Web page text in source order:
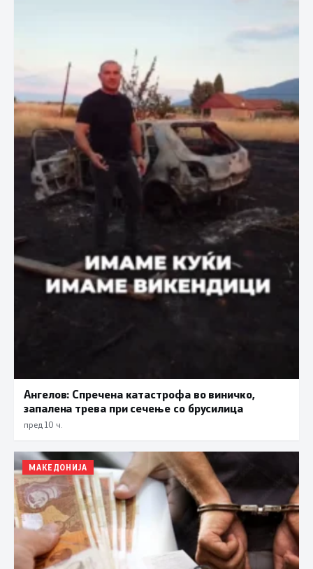
Ангелов: Спречена катастрофа во виничко,
запалена трева при сечење со брусилица
пред 10 ч.
МАКЕДОНИЈА